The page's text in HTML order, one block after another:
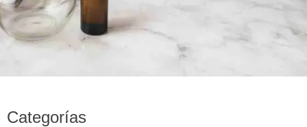
Categorías